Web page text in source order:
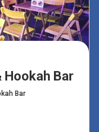
Hookah Bar
Bar